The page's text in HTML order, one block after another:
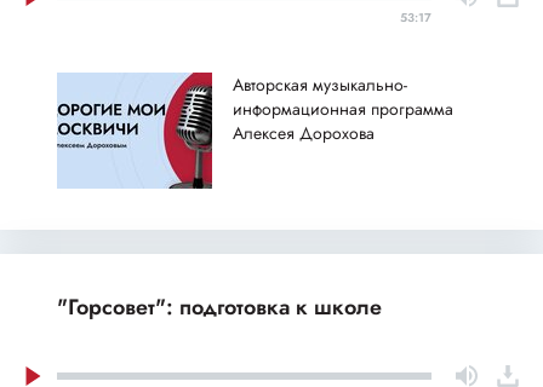
53:17
Авторская музыкально-
информационная программа
Алексея Дорохова
"Горсовет": подготовка к школе